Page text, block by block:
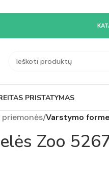
PRISTATYMAS
/Varstymo
Zoo